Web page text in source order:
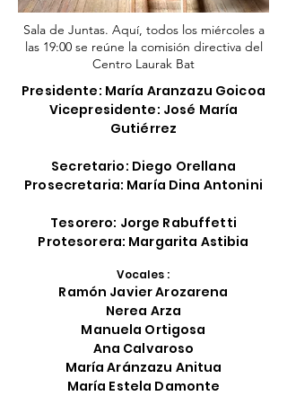
Sala de Juntas. Aquí, todos los miércoles a
las 19:00 se reúne la comisión directiva del
Centro Laurak Bat
Presidente: María Aranzazu Goicoa
Vicepresidente: José María
Gutiérrez
Secretario: Diego Orellana
Prosecretaria: María Dina Antonini
Tesorero: Jorge Rabuffetti
Protesorera: Margarita Astibia
Vocales :
Ramón Javier Arozarena
Nerea Arza
Manuela Ortigosa
Ana Calvaroso
María Aránzazu Anitua
María Estela Damonte